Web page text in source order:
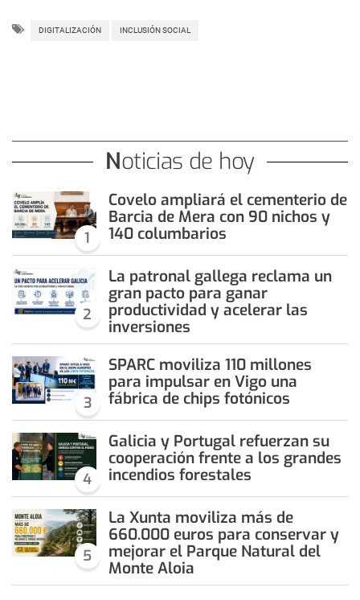
DIGITALIZACIÓN INCLUSIÓN SOCIAL
Noticias de hoy
1
Covelo ampliará el cementerio de
Barcia de Mera con 90 nichos y
140 columbarios
2
La patronal gallega reclama un
gran pacto para ganar
productividad y acelerar las
inversiones
3
SPARC moviliza 110 millones
para impulsar en Vigo una
fábrica de chips fotónicos
4
Galicia y Portugal refuerzan su
cooperación frente a los grandes
incendios forestales
5
La Xunta moviliza más de
660.000 euros para conservar y
mejorar el Parque Natural del
Monte Aloia